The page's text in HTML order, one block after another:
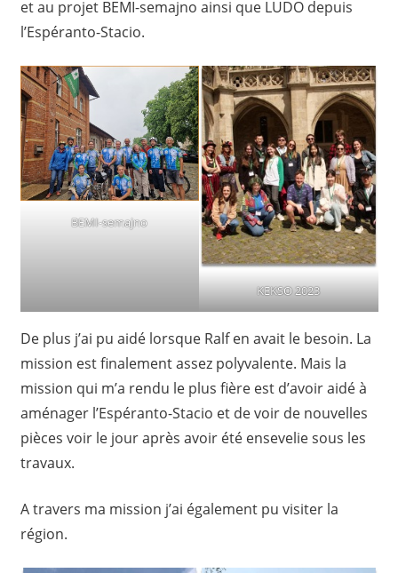
et au projet BEMI-semajno ainsi que LUDO depuis
l’Espéranto-Stacio.
BEMI-semajno
KEKSO 2023
De plus j’ai pu aidé lorsque Ralf en avait le besoin. La
mission est finalement assez polyvalente. Mais la
mission qui m’a rendu le plus fière est d’avoir aidé à
aménager l’Espéranto-Stacio et de voir de nouvelles
pièces voir le jour après avoir été ensevelie sous les
travaux.
A travers ma mission j’ai également pu visiter la
région.